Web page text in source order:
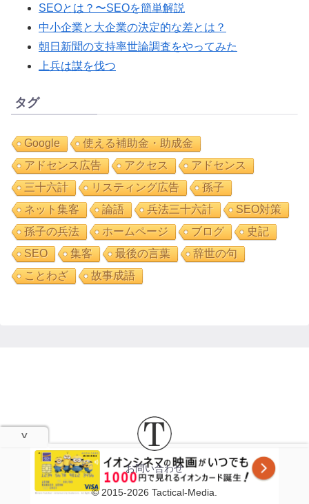
SEOとは？〜SEOを簡単解説
中小企業と大企業の決定的な差とは？
朝日新聞の支持率世論調査をやってみた
上兵は謀を伐つ
タグ
Google
使える補助金・助成金
アドセンス広告
アクセス
アドセンス
三十六計
リスティング広告
孫子
ネット集客
論語 兵法三十六計
SEO対策
孫子の兵法
ホームページ ブログ
史記
SEO
集客 最後の言葉
辞世の句
ことわざ
故事成語
お問い合わせ
© 2015-2026 Tactical-Media.